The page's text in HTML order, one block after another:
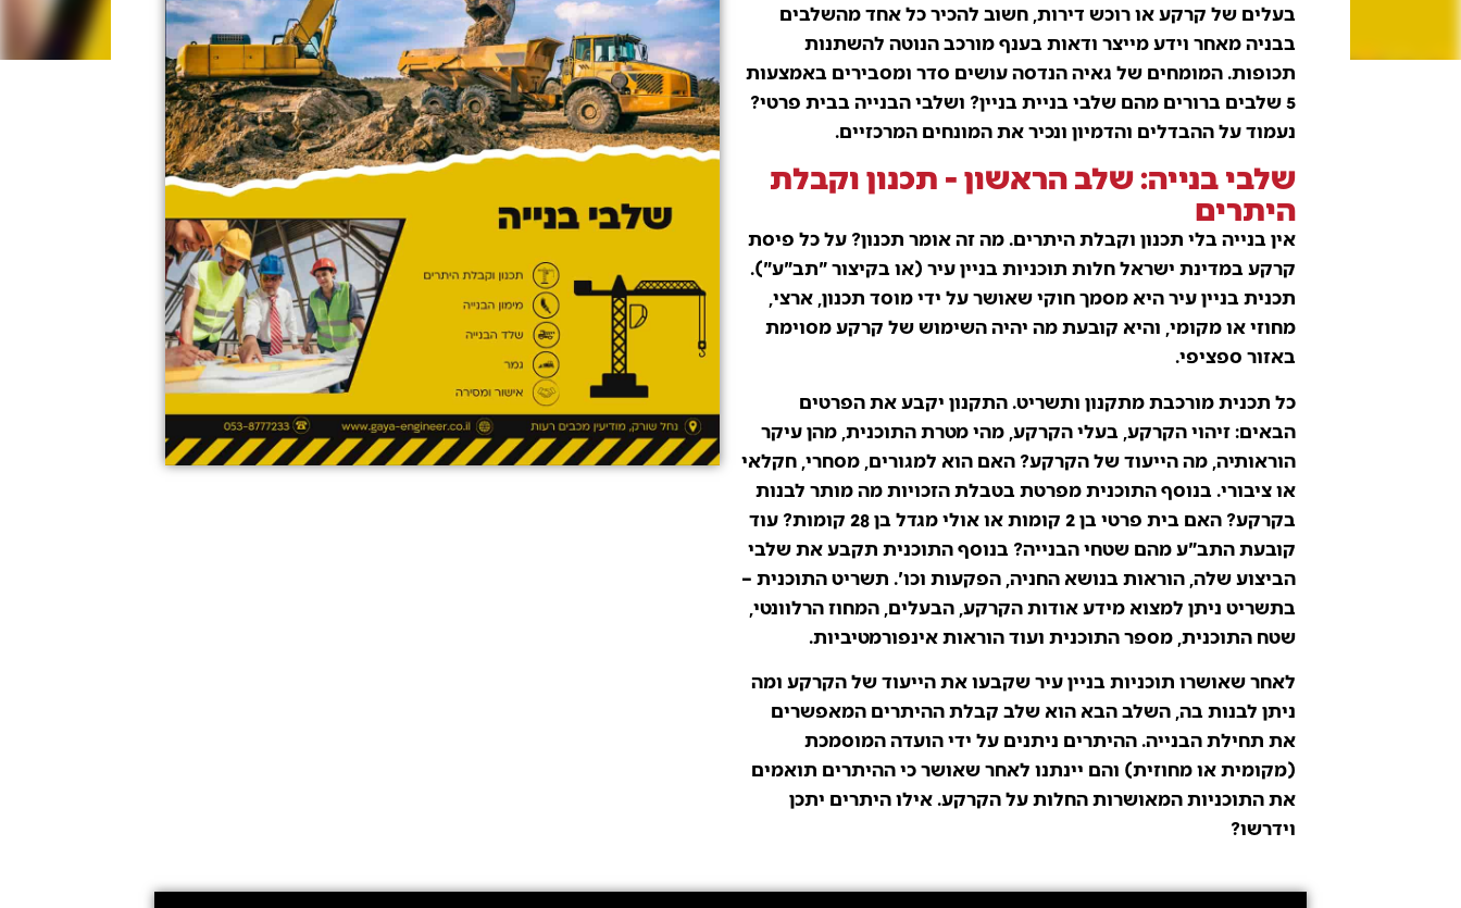
בעלים של קרקע או רוכש דירות, חשוב להכיר כל אחד מהשלבים
בבניה מאחר וידע מייצר ודאות בענף מורכב הנוטה להשתנות
תכופות. המומחים של גאיה הנדסה עושים סדר ומסבירים באמצעות
5 שלבים ברורים מהם שלבי בניית בניין? ושלבי הבנייה בבית פרטי?
נעמוד על ההבדלים והדמיון ונכיר את המונחים המרכזיים.
שלבי בנייה: שלב הראשון - תכנון וקבלת
היתרים
אין בנייה בלי תכנון וקבלת היתרים. מה זה אומר תכנון? על כל פיסת
קרקע במדינת ישראל חלות תוכניות בניין עיר (או בקיצור "תב"ע").
תכנית בניין עיר היא מסמך חוקי שאושר על ידי מוסד תכנון, ארצי,
מחוזי או מקומי, והיא קובעת מה יהיה השימוש של קרקע מסוימת
באזור ספציפי.
כל תכנית מורכבת מתקנון ותשריט. התקנון יקבע את הפרטים
הבאים: זיהוי הקרקע, בעלי הקרקע, מהי מטרת התוכנית, מהן עיקר
הוראותיה, מה הייעוד של הקרקע? האם הוא למגורים, מסחרי, חקלאי
או ציבורי. בנוסף התוכנית מפרטת בטבלת הזכויות מה מותר לבנות
בקרקע? האם בית פרטי בן 2 קומות או אולי מגדל בן 28 קומות? עוד
קובעת התב"ע מהם שטחי הבנייה? בנוסף התוכנית תקבע את שלבי
הביצוע שלה, הוראות בנושא החניה, הפקעות וכו'. תשריט התוכנית –
בתשריט ניתן למצוא מידע אודות הקרקע, הבעלים, המחוז הרלוונטי,
שטח התוכנית, מספר התוכנית ועוד הוראות אינפורמטיביות.
לאחר שאושרו תוכניות בניין עיר שקבעו את הייעוד של הקרקע ומה
ניתן לבנות בה, השלב הבא הוא שלב קבלת ההיתרים המאפשרים
את תחילת הבנייה. ההיתרים ניתנים על ידי הועדה המוסמכת
(מקומית או מחוזית) והם יינתנו לאחר שאושר כי ההיתרים תואמים
את התוכניות המאושרות החלות על הקרקע. אילו היתרים יתכן
וידרשו?